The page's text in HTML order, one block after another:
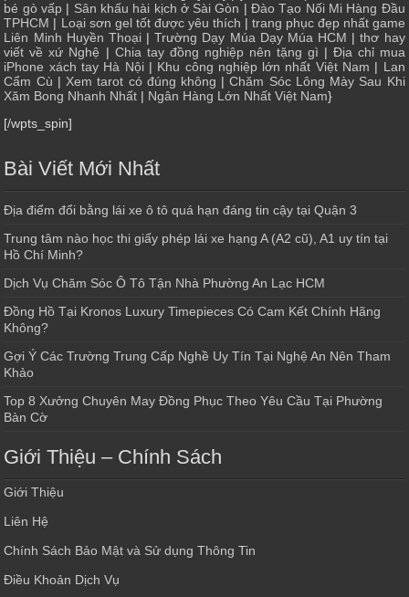
bé gò vấp | Sân khấu hài kịch ở Sài Gòn |Đào Tạo Nối Mi Hàng Đầu
TPHCM | Loại sơn gel tốt được yêu thích | trang phục đẹp nhất game
Liên Minh Huyền Thoại|Trường Dạy Múa Dạy Múa HCM |thơ hay
viết về xứ Nghệ | Chia tay đồng nghiệp nên tặng gì | Địa chỉ mua
iPhone xách tay Hà Nội| Khu công nghiệp lớn nhất Việt Nam | Lan
Cẩm Cù | Xem tarot có đúng không |Chăm Sóc Lông Mày Sau Khi
Xăm Bong Nhanh Nhất | Ngân Hàng Lớn Nhất Việt Nam}
[/wpts_spin]
Bài Viết Mới Nhất
Địa điểm đổi bằng lái xe ô tô quá hạn đáng tin cậy tại Quận 3
Trung tâm nào học thi giấy phép lái xe hạng A (A2 cũ), A1 uy tín tại
Hồ Chí Minh?
Dịch Vụ Chăm Sóc Ô Tô Tận Nhà Phường An Lạc HCM
Đồng Hồ Tại Kronos Luxury Timepieces Có Cam Kết Chính Hãng
Không?
Gợi Ý Các Trường Trung Cấp Nghề Uy Tín Tại Nghệ An Nên Tham
Khảo
Top 8 Xưởng Chuyên May Đồng Phục Theo Yêu Cầu Tại Phường
Bàn Cờ
Giới Thiệu – Chính Sách
Giới Thiệu
Liên Hệ
Chính Sách Bảo Mật và Sử dụng Thông Tin
Điều Khoản Dịch Vụ